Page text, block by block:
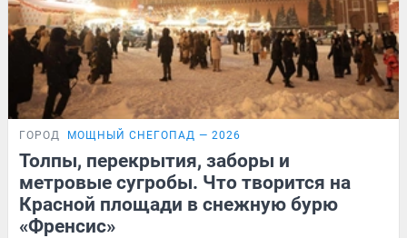
ГОРОД МОЩНЫЙ СНЕГОПАД — 2026
Толпы, перекрытия, заборы и
метровые сугробы. Что творится на
Красной площади в снежную бурю
«Френсис»